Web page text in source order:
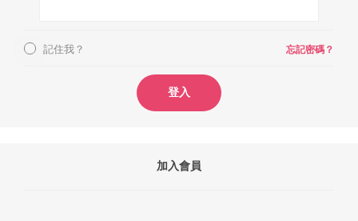
記住我？ 忘記密碼？
登入
加入會員